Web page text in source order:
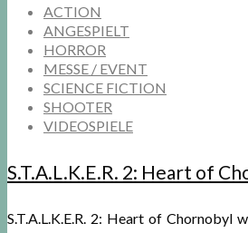
ACTION
ANGESPIELT
HORROR
MESSE / EVENT
SCIENCE FICTION
SHOOTER
VIDEOSPIELE
S.T.A.L.K.E.R. 2: Heart of
S.T.A.L.K.E.R. 2: Heart of Chornobyl